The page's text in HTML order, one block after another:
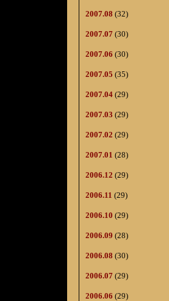
2007.08 (32)
2007.07 (30)
2007.06 (30)
2007.05 (35)
2007.04 (29)
2007.03 (29)
2007.02 (29)
2007.01 (28)
2006.12 (29)
2006.11 (29)
2006.10 (29)
2006.09 (28)
2006.08 (30)
2006.07 (29)
2006.06 (29)